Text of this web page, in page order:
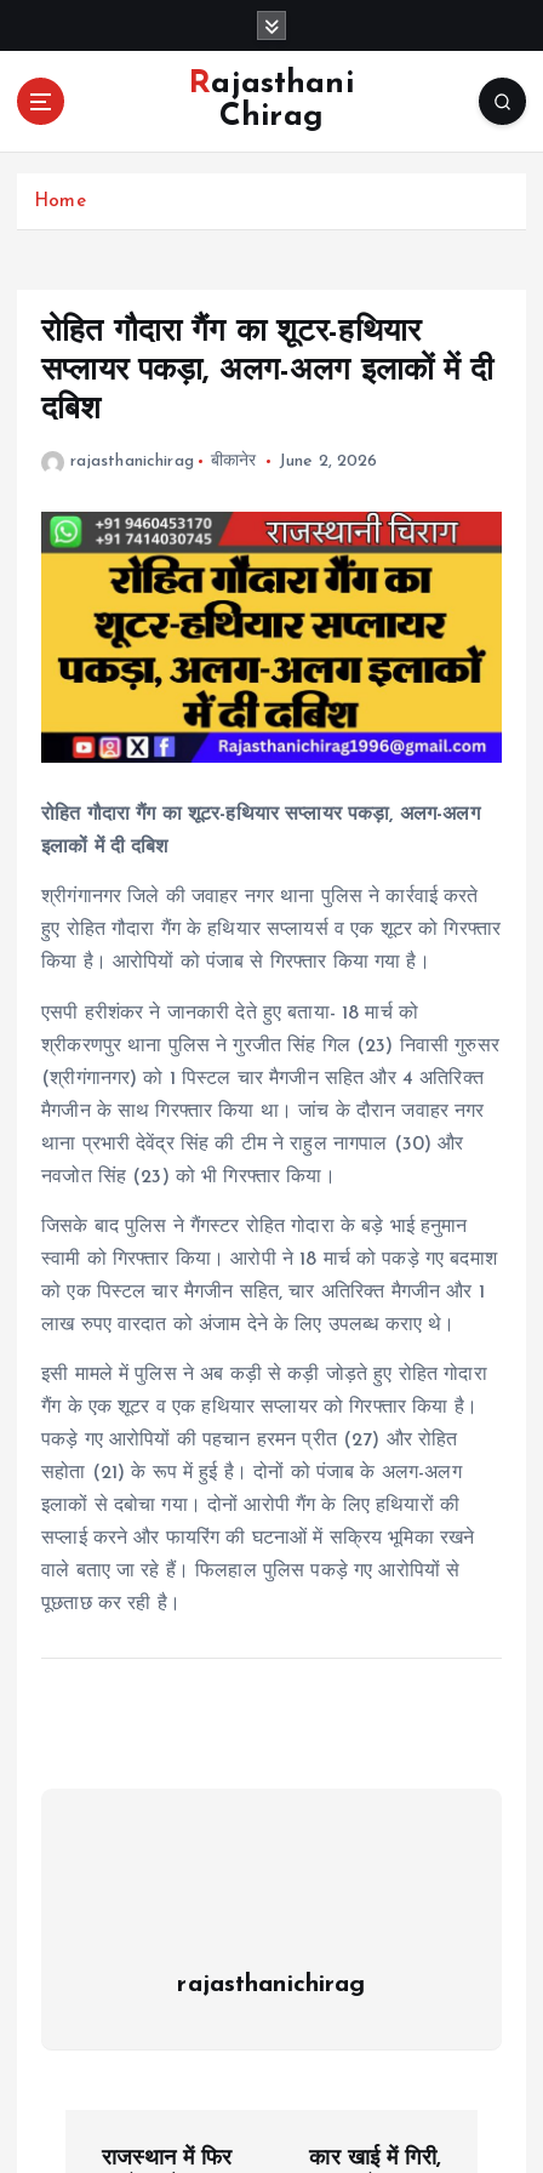
o
Rajasthani
Chirag
Home
रोहित गौदारा गैंग का शूटर-हथियार
सप्लायर पकड़ा, अलग-अलग इलाकों में दी
दबिश
rajasthanichirag बीकानेर June 2, 2026
रोहित गौदारा गैंग का शूटर-हथियार सप्लायर पकड़ा, अलग-अलग
इलाकों में दी दबिश
श्रीगंगानगर जिले की जवाहर नगर थाना पुलिस ने कार्रवाई करते
हुए रोहित गौदारा गैंग के हथियार सप्लायर्स व एक शूटर को गिरफ्तार
किया है। आरोपियों को पंजाब से गिरफ्तार किया गया है।
एसपी हरीशंकर ने जानकारी देते हुए बताया- 18 मार्च को
श्रीकरणपुर थाना पुलिस ने गुरजीत सिंह गिल (23) निवासी गुरुसर
(श्रीगंगानगर) को 1 पिस्टल चार मैगजीन सहित और 4 अतिरिक्त
मैगजीन के साथ गिरफ्तार किया था। जांच के दौरान जवाहर नगर
थाना प्रभारी देवेंद्र सिंह की टीम ने राहुल नागपाल (30) और
नवजोत सिंह (23) को भी गिरफ्तार किया।
जिसके बाद पुलिस ने गैंगस्टर रोहित गोदारा के बड़े भाई हनुमान
स्वामी को गिरफ्तार किया। आरोपी ने 18 मार्च को पकड़े गए बदमाश
को एक पिस्टल चार मैगजीन सहित, चार अतिरिक्त मैगजीन और 1
लाख रुपए वारदात को अंजाम देने के लिए उपलब्ध कराए थे।
इसी मामले में पुलिस ने अब कड़ी से कड़ी जोड़ते हुए रोहित गोदारा
गैंग के एक शूटर व एक हथियार सप्लायर को गिरफ्तार किया है।
पकड़े गए आरोपियों की पहचान हरमन प्रीत (27) और रोहित
सहोता (21) के रूप में हुई है। दोनों को पंजाब के अलग-अलग
इलाकों से दबोचा गया। दोनों आरोपी गैंग के लिए हथियारों की
सप्लाई करने और फायरिंग की घटनाओं में सक्रिय भूमिका रखने
वाले बताए जा रहे हैं। फिलहाल पुलिस पकड़े गए आरोपियों से
पूछताछ कर रही है।
rajasthanichirag
राजस्थान में फिर कार खाई में गिरी,